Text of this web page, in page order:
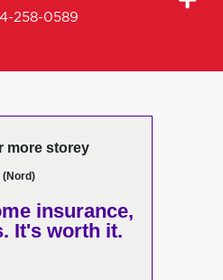
258-0589
more storey
insurance,
It's worth it.